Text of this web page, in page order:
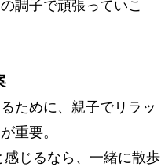
ために、親子でリラッ
重要。
じるなら、一緒に散歩